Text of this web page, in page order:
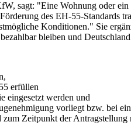
sagt: "Eine Wohnung oder
des EH-55-Standards
Konditionen." Sie
bleiben und
erfüllen
eingesetzt werden und
vorliegt bzw. bei
Zeitpunkt der